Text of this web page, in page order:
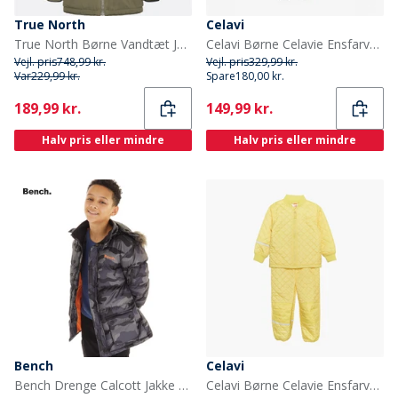
True North
True North Børne Vandtæt Jakke Tarmac
Vejl. pris748,99 kr.
Var229,99 kr.
Current
189,99 kr.
Halv pris eller mindre
Celavi
Celavi Børne Celavie Ensfarvet Basis Termosæt Tortoise Shell
Vejl. pris329,99 kr.
Spare180,00 kr.
Current
149,99 kr.
Halv pris eller mindre
Bench
Bench Drenge Calcott Jakke Sort Digi Camo
Celavi
Celavi Børne Celavie Ensfarvet Basis Termosæt Sundress